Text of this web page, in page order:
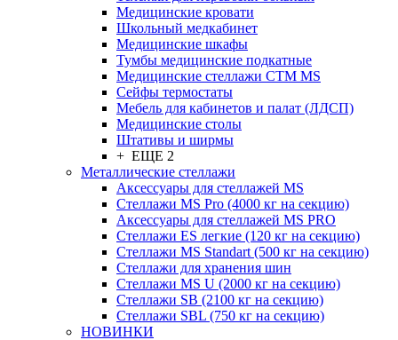
Медицинские кровати
Школьный медкабинет
Медицинские шкафы
Тумбы медицинские подкатные
Медицинские стеллажи CTM MS
Сейфы термостаты
Мебель для кабинетов и палат (ЛДСП)
Медицинские столы
Штативы и ширмы
+ ЕЩЕ 2
Металлические стеллажи
Аксессуары для стеллажей MS
Стеллажи MS Pro (4000 кг на секцию)
Аксессуары для стеллажей MS PRO
Стеллажи ES легкие (120 кг на секцию)
Стеллажи MS Standart (500 кг на секцию)
Стеллажи для хранения шин
Стеллажи MS U (2000 кг на секцию)
Стеллажи SB (2100 кг на секцию)
Стеллажи SBL (750 кг на секцию)
НОВИНКИ